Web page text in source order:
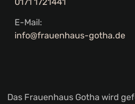
E-Mail:
info@frauenhaus-gotha.de
Das Frauenhaus Gotha wird